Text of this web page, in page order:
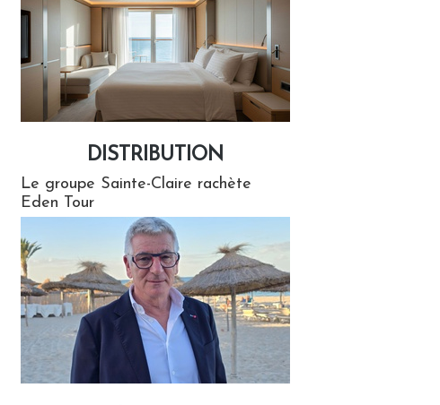
DISTRIBUTION
Le groupe Sainte-Claire rachète
Eden Tour